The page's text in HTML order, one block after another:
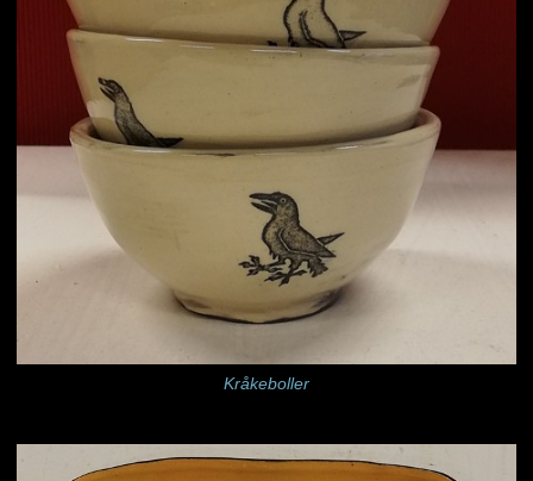
Kråkeboller